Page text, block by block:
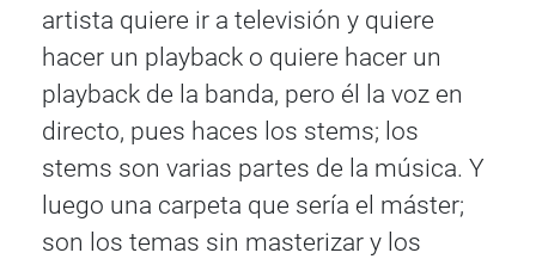
artista quiere ir a televisión y quiere
hacer un playback o quiere hacer un
playback de la banda, pero él la voz en
directo, pues haces los stems; los
stems son varias partes de la música. Y
luego una carpeta que sería el máster;
son los temas sin masterizar y los